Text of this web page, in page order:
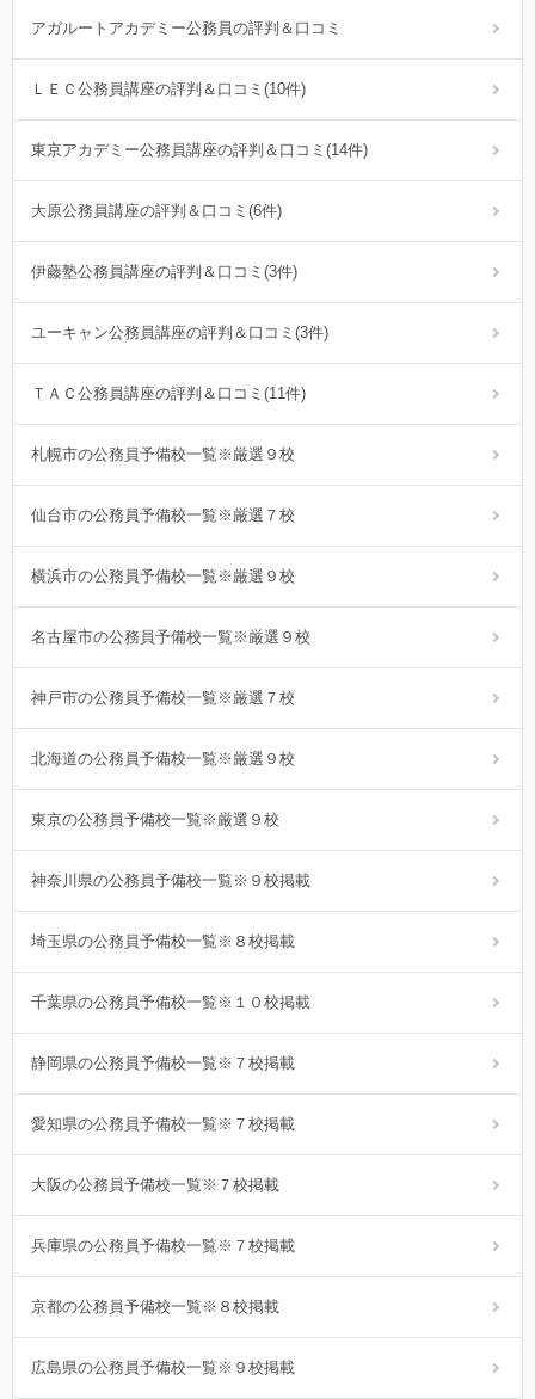
アガルートアカデミー公務員の評判＆口コミ
ＬＥＣ公務員講座の評判＆口コミ(10件)
東京アカデミー公務員講座の評判＆口コミ(14件)
大原公務員講座の評判＆口コミ(6件)
伊藤塾公務員講座の評判＆口コミ(3件)
ユーキャン公務員講座の評判＆口コミ(3件)
ＴＡＣ公務員講座の評判＆口コミ(11件)
札幌市の公務員予備校一覧※厳選９校
仙台市の公務員予備校一覧※厳選７校
横浜市の公務員予備校一覧※厳選９校
名古屋市の公務員予備校一覧※厳選９校
神戸市の公務員予備校一覧※厳選７校
北海道の公務員予備校一覧※厳選９校
東京の公務員予備校一覧※厳選９校
神奈川県の公務員予備校一覧※９校掲載
埼玉県の公務員予備校一覧※８校掲載
千葉県の公務員予備校一覧※１０校掲載
静岡県の公務員予備校一覧※７校掲載
愛知県の公務員予備校一覧※７校掲載
大阪の公務員予備校一覧※７校掲載
兵庫県の公務員予備校一覧※７校掲載
京都の公務員予備校一覧※８校掲載
広島県の公務員予備校一覧※９校掲載